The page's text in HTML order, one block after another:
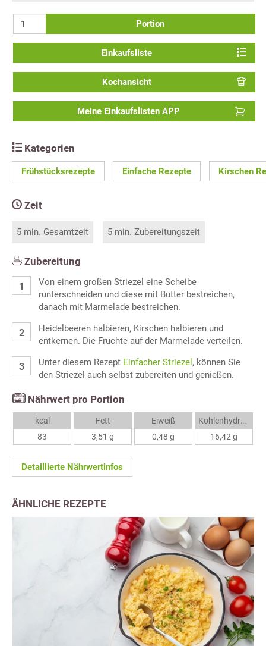
Portion
Einkaufsliste
Kochansicht
Meine Einkaufslisten APP
Kategorien
Frühstücksrezepte Einfache Rezepte Kirschen
Zeit
5 min. Gesamtzeit 5 min. Zubereitungszeit
Zubereitung
Von einem großen Striezel eine Scheibe
runterschneiden und diese mit Butter bestreichen,
danach mit Marmelade bestreichen.
Heidelbeeren halbieren, Kirschen halbieren und
entkernen. Die Früchte auf der Marmelade verteilen.
Unter diesem Rezept Einfacher Striezel , können Sie
den Striezel auch selbst zubereiten und genießen.
Nährwert pro Portion
kcal
83
Fett
3,51 g
Eiweiß
0,48 g
Kohlenhydrate
16,42 g
Detaillierte Nährwertinfos
ÄHNLICHE REZEPTE